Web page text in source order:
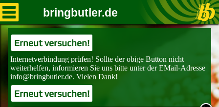
bringbutler.de
Erneut versuchen!
Erneut versuchen!